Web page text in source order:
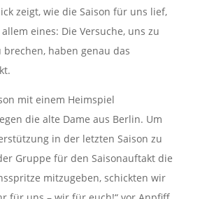
zeigt, wie die Saison für uns lief,
eines: Die Versuche, uns zu
haben genau das
mit einem Heimspiel
die alte Dame aus Berlin. Um
in der letzten Saison zu
Gruppe für den Saisonauftakt die
mitzugeben, schickten wir